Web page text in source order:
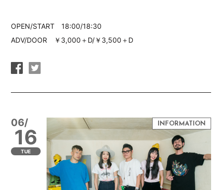
OPEN/START 18:00/18:30
ADV/DOOR ￥3,000＋D/￥3,500＋D
06/
16
TUE